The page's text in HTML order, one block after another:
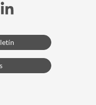
Linkedin